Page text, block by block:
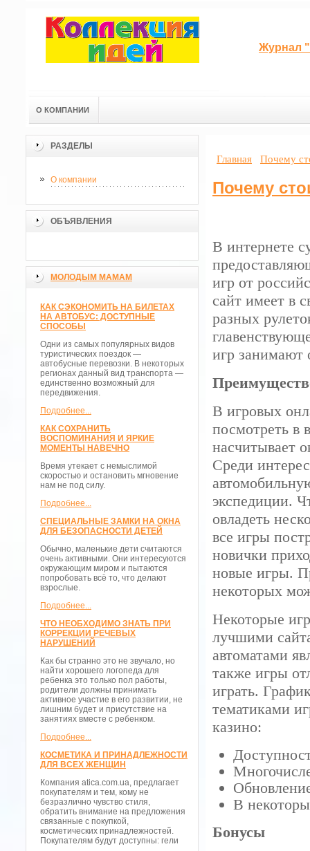
Журнал
О КОМПАНИИ
РАЗДЕЛЫ
О компании
ОБЪЯВЛЕНИЯ
МОЛОДЫМ МАМАМ
КАК СЭКОНОМИТЬ НА БИЛЕТАХ
НА АВТОБУС: ДОСТУПНЫЕ
СПОСОБЫ
Одни из самых популярных видов
туристических поездок —
автобусные перевозки. В некоторых
регионах данный вид транспорта —
единственно возможный для
передвижения.
Подробнее...
КАК СОХРАНИТЬ
ВОСПОМИНАНИЯ И ЯРКИЕ
МОМЕНТЫ НАВЕЧНО
Время утекает с немыслимой
скоростью и остановить мгновение
нам не под силу.
Подробнее...
СПЕЦИАЛЬНЫЕ ЗАМКИ НА ОКНА
ДЛЯ БЕЗОПАСНОСТИ ДЕТЕЙ
Обычно, маленькие дети считаются
очень активными. Они интересуются
окружающим миром и пытаются
попробовать всё то, что делают
взрослые.
Подробнее...
ЧТО НЕОБХОДИМО ЗНАТЬ ПРИ
КОРРЕКЦИИ РЕЧЕВЫХ
НАРУШЕНИЙ
Как бы странно это не звучало, но
найти хорошего логопеда для
ребенка это только пол работы,
родители должны принимать
активное участие в его развитии, не
лишним будет и присутствие на
занятиях вместе с ребенком.
Подробнее...
КОСМЕТИКА И ПРИНАДЛЕЖНОСТИ
ДЛЯ ВСЕХ ЖЕНЩИН
Компания atica.com.ua, предлагает
покупателям и тем, кому не
безразлично чувство стиля,
обратить внимание на предложения
связанные с покупкой,
косметических принадлежностей.
Покупателям будут доступны: гели
Главная Почему
Почему
В интернете
игр от
сайт имеет в
разных
игр занимают
В игровых
посмотреть в
насчитывает
Среди
экспедиции.
овладеть
все игры
новички
новые игры.
некоторых
Некоторые
лучшими
автоматами
также игры
играть.
тематиками
казино:
В
Бонусы